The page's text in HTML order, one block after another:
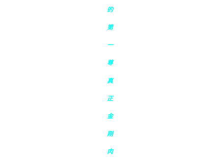
的
第
一
尊
真
正
金
刚
肉